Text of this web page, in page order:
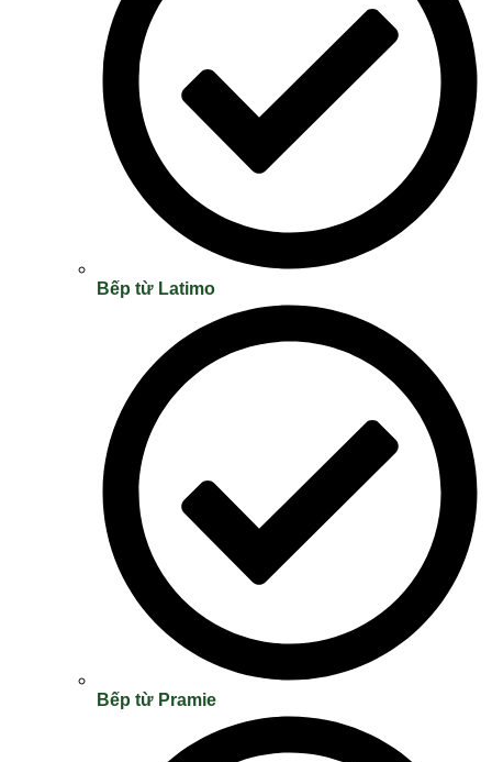
Bếp từ Latimo
Bếp từ Pramie